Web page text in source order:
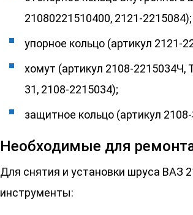
21080221510400, 2121-2215084);
упорное кольцо (артикул 2121-
хомут (артикул 2108-2215034Ч,
31, 2108-2215034);
защитное кольцо (артикул
Необходимые для
Для снятия и установки шруса ВАЗ
инструменты: